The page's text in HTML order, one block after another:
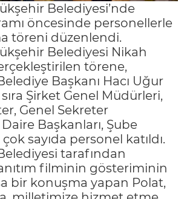
Belediyesi’nde
öncesinde personellerle
töreni düzenlendi.
Belediyesi Nikah
törene,
Başkanı Hacı Uğur
sıra Şirket Genel Müdürleri,
Genel Sekreter
Daire Başkanları, Şube
sayıda personel katıldı.
tarafından
filminin gösteriminin
bir konuşma yapan Polat,